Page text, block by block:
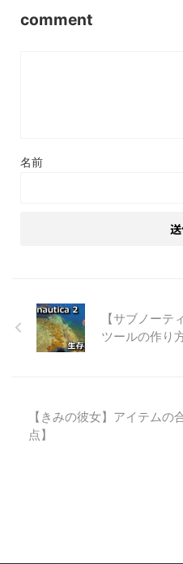
comment
名前
【サブノーテ
ツールの作り
【きみの彼女】アイテムの
点】